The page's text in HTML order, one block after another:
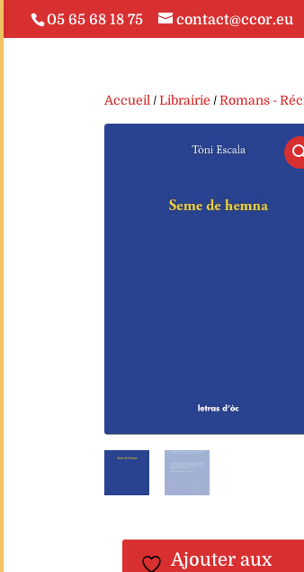
05 65 68 18 75 contact@ccor.eu
Accueil /Librairie /Romans -
Ajouter aux